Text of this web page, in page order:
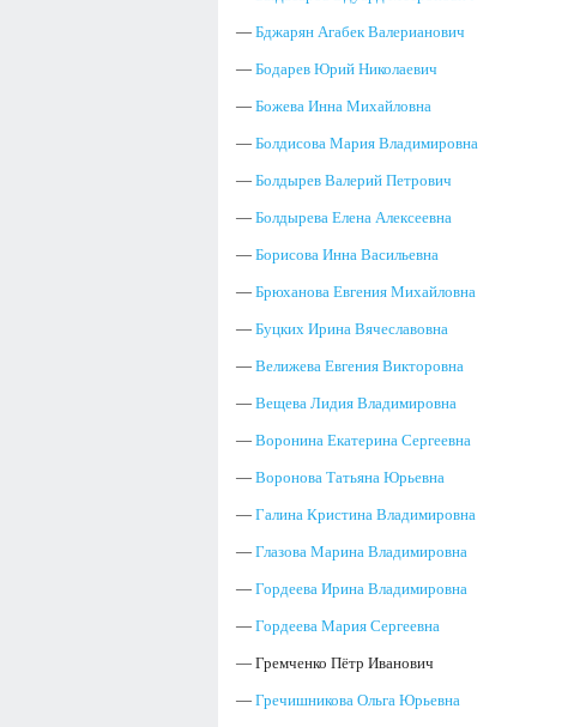
— Бджарян Агабек Валерианович
— Бодарев Юрий Николаевич
— Божева Инна Михайловна
— Болдисова Мария Владимировна
— Болдырев Валерий Петрович
— Болдырева Елена Алексеевна
— Борисова Инна Васильевна
— Брюханова Евгения Михайловна
— Буцких Ирина Вячеславовна
— Велижева Евгения Викторовна
— Вещева Лидия Владимировна
— Воронина Екатерина Сергеевна
— Воронова Татьяна Юрьевна
— Галина Кристина Владимировна
— Глазова Марина Владимировна
— Гордеева Ирина Владимировна
— Гордеева Мария Сергеевна
— Гремченко Пётр Иванович
— Гречишникова Ольга Юрьевна